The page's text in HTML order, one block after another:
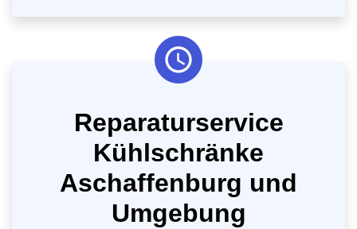
Reparaturservice
Kühlschränke
Aschaffenburg und
Umgebung